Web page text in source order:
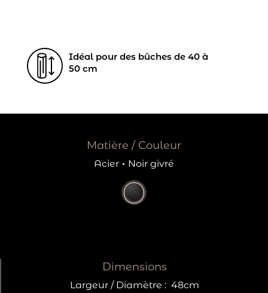
Idéal pour des bûches de 40 à
50 cm
Matière / Couleur
Acier · Noir givré
Dimensions
Largeur / Diamètre : 48cm